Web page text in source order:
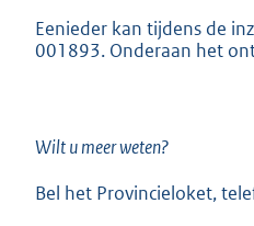
Eenieder kan tijdens de
001893. Onderaan het
Wilt u meer weten?
Bel het Provincieloket,